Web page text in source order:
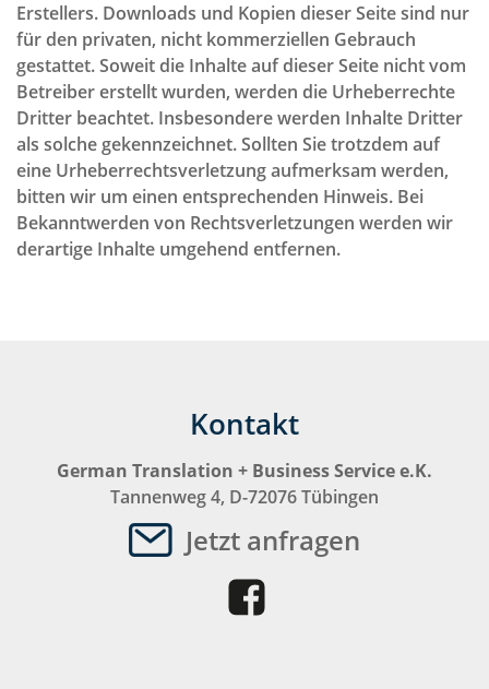
Erstellers. Downloads und Kopien dieser Seite sind nur
für den privaten, nicht kommerziellen Gebrauch
gestattet. Soweit die Inhalte auf dieser Seite nicht vom
Betreiber erstellt wurden, werden die Urheberrechte
Dritter beachtet. Insbesondere werden Inhalte Dritter
als solche gekennzeichnet. Sollten Sie trotzdem auf
eine Urheberrechtsverletzung aufmerksam werden,
bitten wir um einen entsprechenden Hinweis. Bei
Bekanntwerden von Rechtsverletzungen werden wir
derartige Inhalte umgehend entfernen.
Kontakt
German Translation + Business Service e.K.
Tannenweg 4, D-72076 Tübingen
Jetzt anfragen